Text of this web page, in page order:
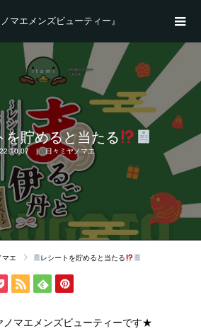
マエメンズビューティー』
を貯めると当たる
日々ミヤノマエ
マエ レシートを貯めると当たる
ノマエメンズビューティーです★